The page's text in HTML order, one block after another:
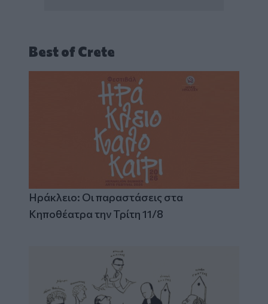
Best of Crete
Ηράκλειο: Οι παραστάσεις στα
Κηποθέατρα την Τρίτη 11/8